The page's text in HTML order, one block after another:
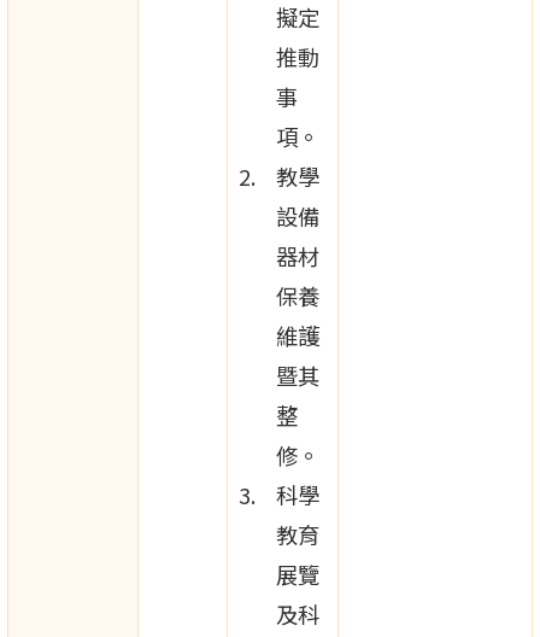
擬定
推動
事
項。
教學
設備
器材
保養
維護
暨其
整
修。
科學
教育
展覽
及科